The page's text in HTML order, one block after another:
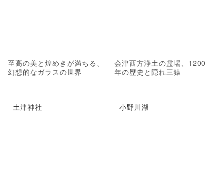
至高の美と煌めきが満ちる、
幻想的なガラスの世界
会津西方浄土の霊場、1200
年の歴史と隠れ三猿
土津神社 小野川湖